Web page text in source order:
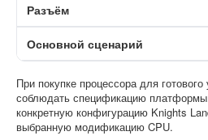
Разъём
Основной сценарий
При покупке процессора для готового
соблюдать спецификацию
конкретную конфигурацию Knights
выбранную модификацию CPU.